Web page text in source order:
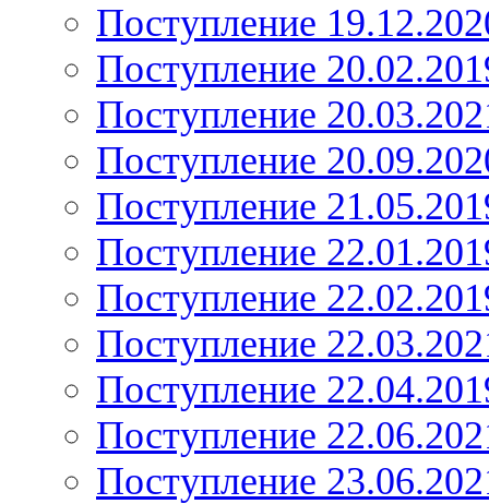
Поступление
Поступление
Поступление
Поступление
Поступление
Поступление
Поступление
Поступление
Поступление
Поступление
Поступление